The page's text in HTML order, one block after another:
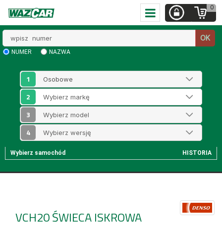
0
numer
OK
NUMER NAZWA
1
2
3
4
Wybierz samochód HISTORIA
VCH20ŚWIECA ISKROWA